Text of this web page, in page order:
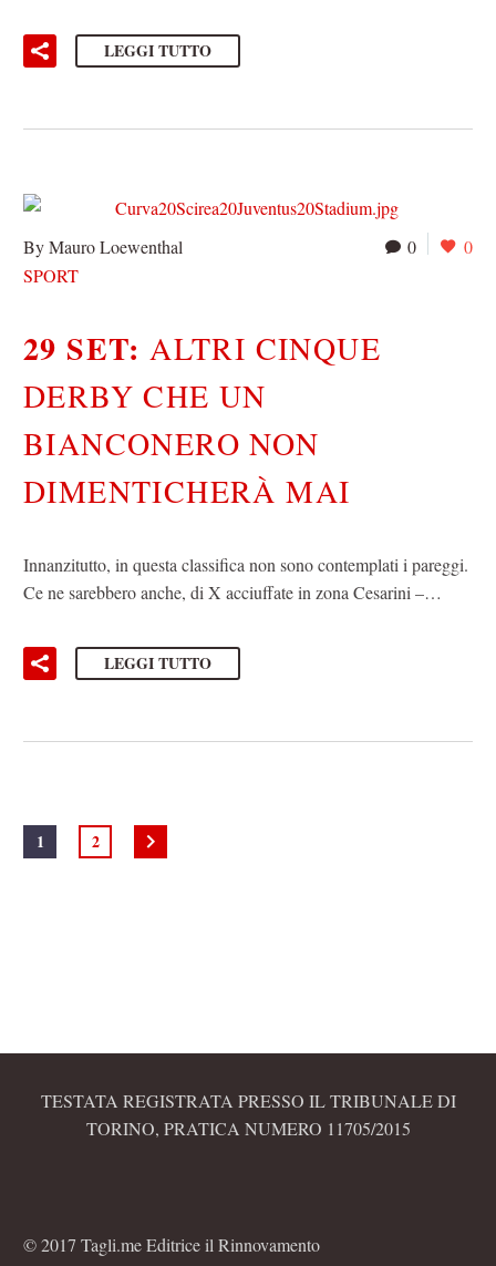
LEGGI TUTTO
0 0
By Mauro Loewenthal
SPORT
29 SET:ALTRI CINQUE
DERBY CHE UN
BIANCONERO NON
DIMENTICHERÀ MAI
Innanzitutto, in questa classifica non sono contemplati i pareggi.
Ce ne sarebbero anche, di X acciuffate in zona Cesarini –…
LEGGI TUTTO
1 2
TESTATA REGISTRATA PRESSO IL TRIBUNALE DI
TORINO, PRATICA NUMERO 11705/2015
© 2017 Tagli.me Editrice il Rinnovamento